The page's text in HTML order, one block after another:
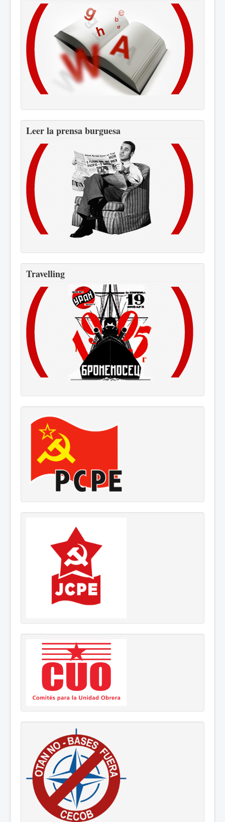
Leer la prensa burguesa
Travelling